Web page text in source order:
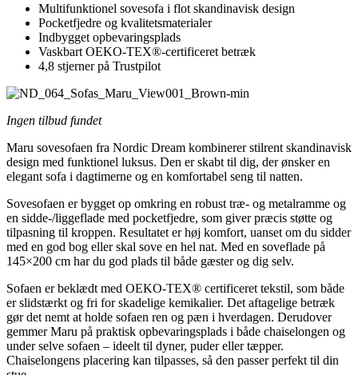
Multifunktionel sovesofa i flot skandinavisk design
Pocketfjedre og kvalitetsmaterialer
Indbygget opbevaringsplads
Vaskbart OEKO-TEX®-certificeret betræk
4,8 stjerner på Trustpilot
Ingen tilbud fundet
Maru sovesofaen fra Nordic Dream kombinerer stilrent skandinavisk
design med funktionel luksus. Den er skabt til dig, der ønsker en
elegant sofa i dagtimerne og en komfortabel seng til natten.
Sovesofaen er bygget op omkring en robust træ- og metalramme og
en sidde-/liggeflade med pocketfjedre, som giver præcis støtte og
tilpasning til kroppen. Resultatet er høj komfort, uanset om du sidder
med en god bog eller skal sove en hel nat. Med en soveflade på
145×200 cm har du god plads til både gæster og dig selv.
Sofaen er beklædt med OEKO-TEX® certificeret tekstil, som både
er slidstærkt og fri for skadelige kemikalier. Det aftagelige betræk
gør det nemt at holde sofaen ren og pæn i hverdagen. Derudover
gemmer Maru på praktisk opbevaringsplads i både chaiselongen og
under selve sofaen – ideelt til dyner, puder eller tæpper.
Chaiselongens placering kan tilpasses, så den passer perfekt til din